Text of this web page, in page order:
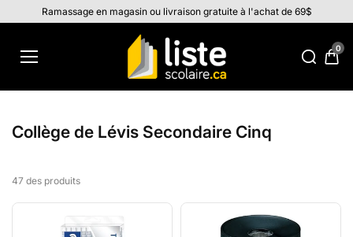
Aller au
contenu
Ramassage en magasin ou livraison gratuite à l'achat de 69$
0
Collège de Lévis Secondaire Cinq
47 des produits